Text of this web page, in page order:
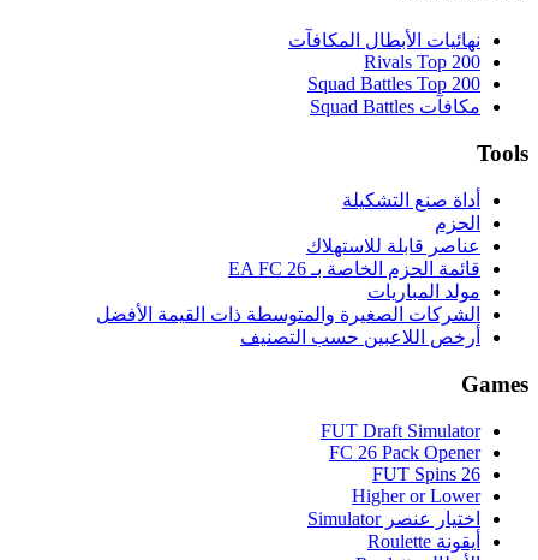
نهائيات الأبطال المكافآت
Rivals Top 200
Squad Battles Top 200
مكافآت Squad Battles
Tools
أداة صنع التشكيلة
الحزم
عناصر قابلة للاستهلاك
قائمة الحزم الخاصة بـ EA FC 26
مولد المباريات
الشركات الصغيرة والمتوسطة ذات القيمة الأفضل
أرخص اللاعبين حسب التصنيف
Games
FUT Draft Simulator
FC 26 Pack Opener
FUT Spins 26
Higher or Lower
اختيار عنصر Simulator
أيقونة Roulette